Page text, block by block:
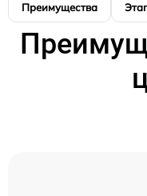
Преимущества